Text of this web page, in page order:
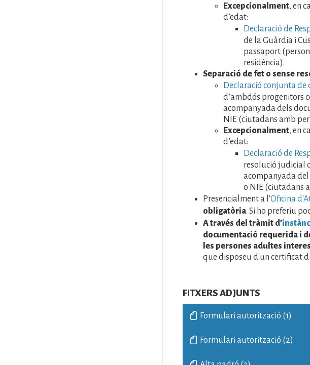
Excepcionalment, en
d’edat:
Declaració de
de la Guàrdia i
passaport
residència).
Separació de fet o sense
Declaració conjunta de
d’ambdós progenitors
acompanyada dels
NIE (ciutadans amb
Excepcionalment, en
d’edat:
Declaració de
resolució judicial
acompanyada
o NIE (ciutadans
Presencialment a l'Oficina
obligatòria. Si ho preferiu
A través del tràmit d’
documentació requerida i
les persones adultes
que disposeu d'un certificat
FITXERS ADJUNTS
Formulari autorització (1)
Formulari autorització (2)